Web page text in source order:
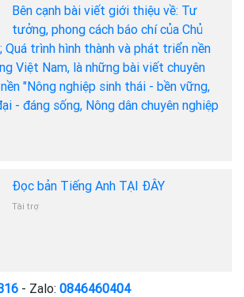
Bên cạnh bài viết giới thiệu về: Tư
tưởng, phong cách báo chí của Chủ
Quá trình hình thành và phát triển nền
Việt Nam, là những bài viết chuyên
"Nông nghiệp sinh thái - bền vững,
- đáng sống, Nông dân chuyên nghiệp
Đọc bản Tiếng Anh TẠI ĐÂY
Tài trợ
- Zalo: 0846460404